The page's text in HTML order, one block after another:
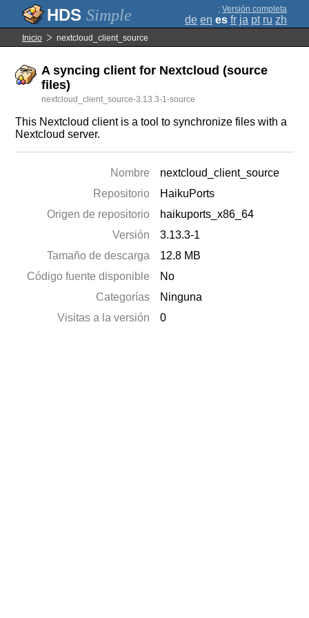
Simple ; Versión completa
de en es fr ja pt ru zh
Inicio nextcloud_client_source
A syncing client for Nextcloud (source
files)
nextcloud_client_source-3.13.3-1-source
This Nextcloud client is a tool to synchronize files with a
Nextcloud server.
Nombre
nextcloud_client_source
Repositorio
HaikuPorts
Origen de repositorio
haikuports_x86_64
Versión
3.13.3-1
Tamaño de descarga
12.8 MB
Código fuente disponible
No
Categorías
Ninguna
Visitas a la versión
0